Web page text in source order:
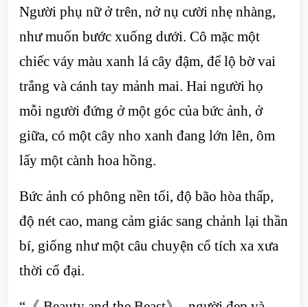
Người phụ nữ ở trên, nở nụ cười nhẹ nhàng,
như muốn bước xuống dưới. Cô mặc một
chiếc váy màu xanh lá cây đậm, để lộ bờ vai
trắng và cánh tay mảnh mai. Hai người họ
mỗi người đứng ở một góc của bức ảnh, ở
giữa, có một cây nho xanh đang lớn lên, ôm
lấy một cành hoa hồng.
Bức ảnh có phông nền tối, độ bão hòa thấp,
độ nét cao, mang cảm giác sang chảnh lại thần
bí, giống như một câu chuyện cổ tích xa xưa
thời cổ đại.